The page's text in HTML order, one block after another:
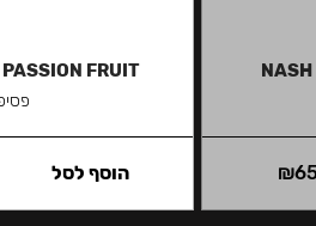
NASH
₪
FRUIT
הוסף לסל